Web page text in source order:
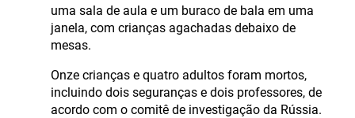
uma sala de aula e um buraco de bala em uma
janela, com crianças agachadas debaixo de
mesas.
Onze crianças e quatro adultos foram mortos,
incluindo dois seguranças e dois professores, de
acordo com o comitê de investigação da Rússia.